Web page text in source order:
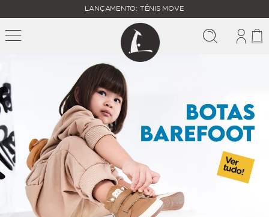
FALTAM
MAIS
R$
400,00
PARA O
FRETE
GRÁTIS
LANÇAMENTO: TÊNIS MOVE